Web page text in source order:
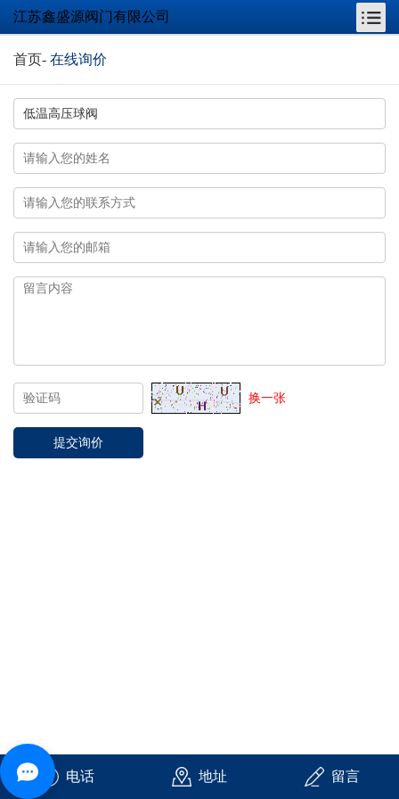
江苏鑫盛源阀门有限公司
首页- 在线询价
换一张
电话 地址 留言